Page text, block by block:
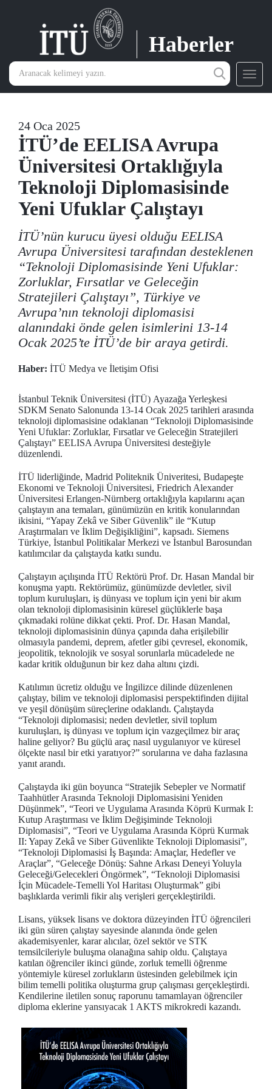
Haberler
24 Oca 2025
İTÜ’de EELISA Avrupa
Üniversitesi Ortaklığıyla
Teknoloji Diplomasisinde
Yeni Ufuklar Çalıştayı
İTÜ’nün kurucu üyesi olduğu EELISA
Avrupa Üniversitesi tarafından desteklenen
“Teknoloji Diplomasisinde Yeni Ufuklar:
Zorluklar, Fırsatlar ve Geleceğin
Stratejileri Çalıştayı”, Türkiye ve
Avrupa’nın teknoloji diplomasisi
alanındaki önde gelen isimlerini 13-14
Ocak 2025’te İTÜ’de bir araya getirdi.
Haber: İTÜ Medya ve İletişim Ofisi
İstanbul Teknik Üniversitesi (İTÜ) Ayazağa Yerleşkesi
SDKM Senato Salonunda 13-14 Ocak 2025 tarihleri arasında
teknoloji diplomasisine odaklanan “Teknoloji Diplomasisinde
Yeni Ufuklar: Zorluklar, Fırsatlar ve Geleceğin Stratejileri
Çalıştayı” EELISA Avrupa Üniversitesi desteğiyle
düzenlendi.
İTÜ liderliğinde, Madrid Politeknik Üniveritesi, Budapeşte
Ekonomi ve Teknoloji Üniversitesi, Friedrich Alexander
Üniversitesi Erlangen-Nürnberg ortaklığıyla kapılarını açan
çalıştayın ana temaları, günümüzün en kritik konularından
ikisini, “Yapay Zekâ ve Siber Güvenlik” ile “Kutup
Araştırmaları ve İklim Değişikliğini”, kapsadı. Siemens
Türkiye, İstanbul Politikalar Merkezi ve İstanbul Barosundan
katılımcılar da çalıştayda katkı sundu.
Çalıştayın açılışında İTÜ Rektörü Prof. Dr. Hasan Mandal bir
konuşma yaptı. Rektörümüz, günümüzde devletler, sivil
toplum kuruluşları, iş dünyası ve toplum için yeni bir akım
olan teknoloji diplomasisinin küresel güçlüklerle başa
çıkmadaki rolüne dikkat çekti. Prof. Dr. Hasan Mandal,
teknoloji diplomasisinin dünya çapında daha erişilebilir
olmasıyla pandemi, deprem, afetler gibi çevresel, ekonomik,
jeopolitik, teknolojik ve sosyal sorunlarla mücadelede ne
kadar kritik olduğunun bir kez daha altını çizdi.
Katılımın ücretiz olduğu ve İngilizce dilinde düzenlenen
çalıştay, bilim ve teknoloji diplomasisi perspektifinden dijital
ve yeşil dönüşüm süreçlerine odaklandı. Çalıştayda
“Teknoloji diplomasisi; neden devletler, sivil toplum
kuruluşları, iş dünyası ve toplum için vazgeçilmez bir araç
haline geliyor? Bu güçlü araç nasıl uygulanıyor ve küresel
ölçekte nasıl bir etki yaratıyor?” sorularına ve daha fazlasına
yanıt arandı.
Çalıştayda iki gün boyunca “Stratejik Sebepler ve Normatif
Taahhütler Arasında Teknoloji Diplomasisini Yeniden
Düşünmek”, “Teori ve Uygulama Arasında Köprü Kurmak I:
Kutup Araştırması ve İklim Değişiminde Teknoloji
Diplomasisi”, “Teori ve Uygulama Arasında Köprü Kurmak
II: Yapay Zekâ ve Siber Güvenlikte Teknoloji Diplomasisi”,
“Teknoloji Diplomasisi İş Başında: Amaçlar, Hedefler ve
Araçlar”, “Geleceğe Dönüş: Sahne Arkası Deneyi Yoluyla
Geleceği/Gelecekleri Öngörmek”, “Teknoloji Diplomasisi
İçin Mücadele-Temelli Yol Haritası Oluşturmak” gibi
başlıklarda verimli fikir alış verişleri gerçekleştirildi.
Lisans, yüksek lisans ve doktora düzeyinden İTÜ öğrencileri
iki gün süren çalıştay sayesinde alanında önde gelen
akademisyenler, karar alıcılar, özel sektör ve STK
temsilcileriyle buluşma olanağına sahip oldu. Çalıştaya
katılan öğrenciler ikinci günde, zorluk temelli öğrenme
yöntemiyle küresel zorlukların üstesinden gelebilmek için
bilim temelli politika oluşturma grup çalışması gerçekleştirdi.
Kendilerine iletilen sonuç raporunu tamamlayan öğrenciler
diploma eklerine yansıyacak 1 AKTS mikrokredi kazandı.